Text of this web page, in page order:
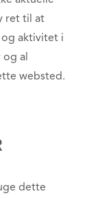
ret til at
og aktivitet i
og al
websted.
dette